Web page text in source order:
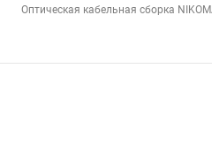
Оптическая кабельная сборка